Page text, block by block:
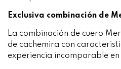
Exclusiva combinación de
La combinación de cuero
de cachemira con
experiencia incomparable en